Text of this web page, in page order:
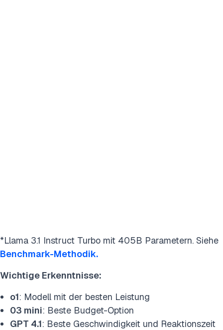
*Llama 3.1 Instruct Turbo mit 405B Parametern. Siehe
Benchmark-Methodik.
Wichtige Erkenntnisse:
o1: Modell mit der besten Leistung
03 mini: Beste Budget-Option
GPT 4.1: Beste Geschwindigkeit und Reaktionszeit